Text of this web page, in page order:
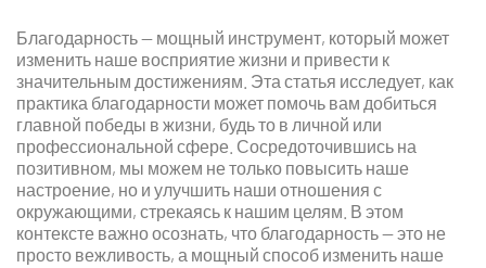
Благодарность — мощный инструмент, который может
изменить наше восприятие жизни и привести к
значительным достижениям. Эта статья исследует, как
практика благодарности может помочь вам добиться
главной победы в жизни, будь то в личной или
профессиональной сфере. Сосредоточившись на
позитивном, мы можем не только повысить наше
настроение, но и улучшить наши отношения с
окружающими, стрекаясь к нашим целям. В этом
контексте важно осознать, что благодарность — это не
просто вежливость, а мощный способ изменить наше